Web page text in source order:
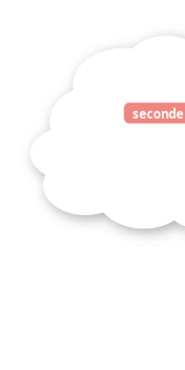
seconde